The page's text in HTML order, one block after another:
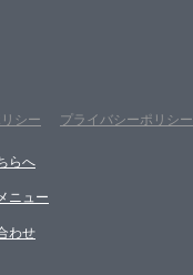
シー プライバシーポリシー
らへ
ニュー
わせ